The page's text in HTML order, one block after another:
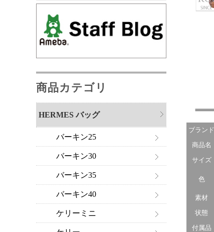
ブランド
商品名
サイズ
色
素材
状態
付属品
商品カテゴリ
HERMES バッグ
バーキン25
バーキン30
バーキン35
バーキン40
ケリーミニ